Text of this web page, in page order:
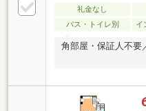
礼金なし
バス・トイレ別
イ
角部屋・保証人不要